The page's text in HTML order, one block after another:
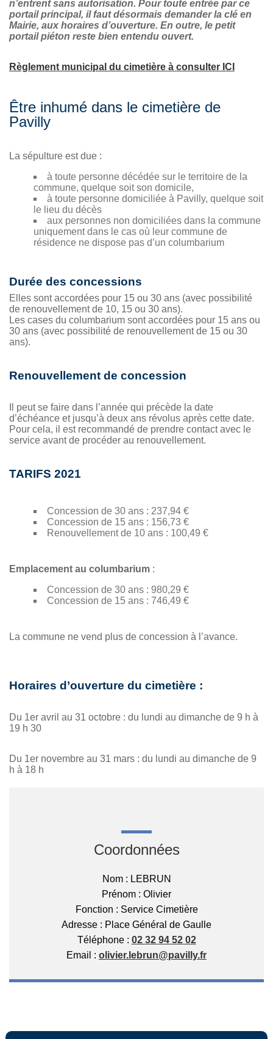
n’entrent sans autorisation. Pour toute entrée par ce
portail principal, il faut désormais demander la clé en
Mairie, aux horaires d’ouverture. En outre, le petit
portail piéton reste bien entendu ouvert.
Règlement municipal du cimetière à consulter ICI
Être inhumé dans le cimetière de
Pavilly
La sépulture est due :
à toute personne décédée sur le territoire de la
commune, quelque soit son domicile,
à toute personne domiciliée à Pavilly, quelque soit
le lieu du décès
aux personnes non domiciliées dans la commune
uniquement dans le cas où leur commune de
résidence ne dispose pas d’un columbarium
Durée des concessions
Elles sont accordées pour 15 ou 30 ans (avec possibilité
de renouvellement de 10, 15 ou 30 ans).
Les cases du columbarium sont accordées pour 15 ans ou
30 ans (avec possibilité de renouvellement de 15 ou 30
ans).
Renouvellement de concession
Il peut se faire dans l’année qui précède la date
d’échéance et jusqu’à deux ans révolus après cette date.
Pour cela, il est recommandé de prendre contact avec le
service avant de procéder au renouvellement.
TARIFS 2021
Concession de 30 ans : 237,94 €
Concession de 15 ans : 156,73 €
Renouvellement de 10 ans : 100,49 €
Emplacement au columbarium :
Concession de 30 ans : 980,29 €
Concession de 15 ans : 746,49 €
La commune ne vend plus de concession à l’avance.
Horaires d’ouverture du cimetière :
Du 1er avril au 31 octobre : du lundi au dimanche de 9 h à
19 h 30
Du 1er novembre au 31 mars : du lundi au dimanche de 9
h à 18 h
Coordonnées
Nom: LEBRUN
Prénom : Olivier
Fonction : Service Cimetière
Adresse : Place Général de Gaulle
Téléphone: 02 32 94 52 02
Email : olivier.lebrun@pavilly.fr